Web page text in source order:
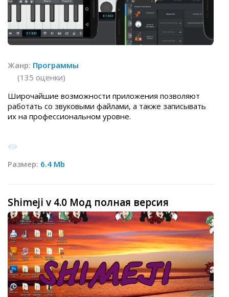
Жанр: Программы
(135 оценки)
Широчайшие возможности приложения позволяют
работать со звуковыми файлами, а также записывать
их на профессиональном уровне.
Размер: 6.4 Mb
Shimeji v 4.0 Мод полная версия